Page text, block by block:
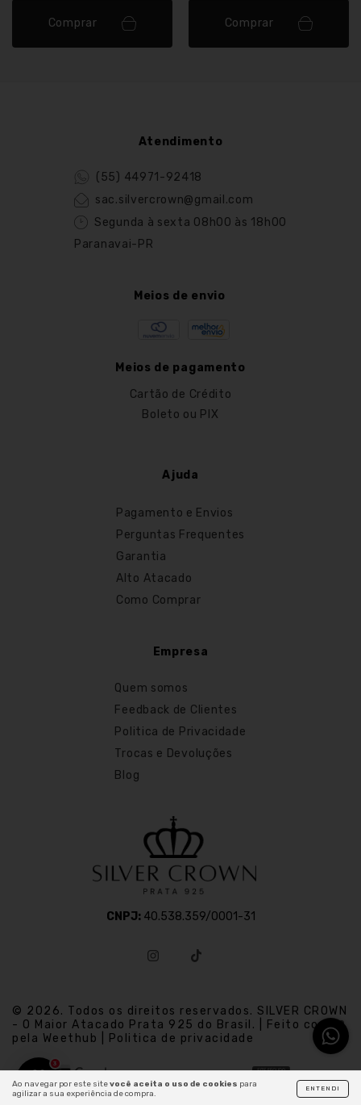
Ao navegar por este sitevocê aceita o uso de cookies para
agilizar a sua experiência de compra.
ENTENDI
Comprar Comprar
Atendimento
(55) 44971-92418
sac.silvercrown@gmail.com
Segunda à sexta 08h00 às 18h00
Paranavai-PR
Meios de envio
Meios de pagamento
Cartão de Crédito
Boleto ou PIX
Ajuda
Pagamento e Envios
Perguntas Frequentes
Garantia
Alto Atacado
Como Comprar
Empresa
Quem somos
Feedback de Clientes
Politica de Privacidade
Trocas e Devoluções
Blog
CNPJ: 40.538.359/0001-31
© 2026. Todos os direitos reservados. SILVER CROWN
- O Maior Atacado Prata 925 do Brasil. | Feito com
pela Weethub | Politica de privacidade
3